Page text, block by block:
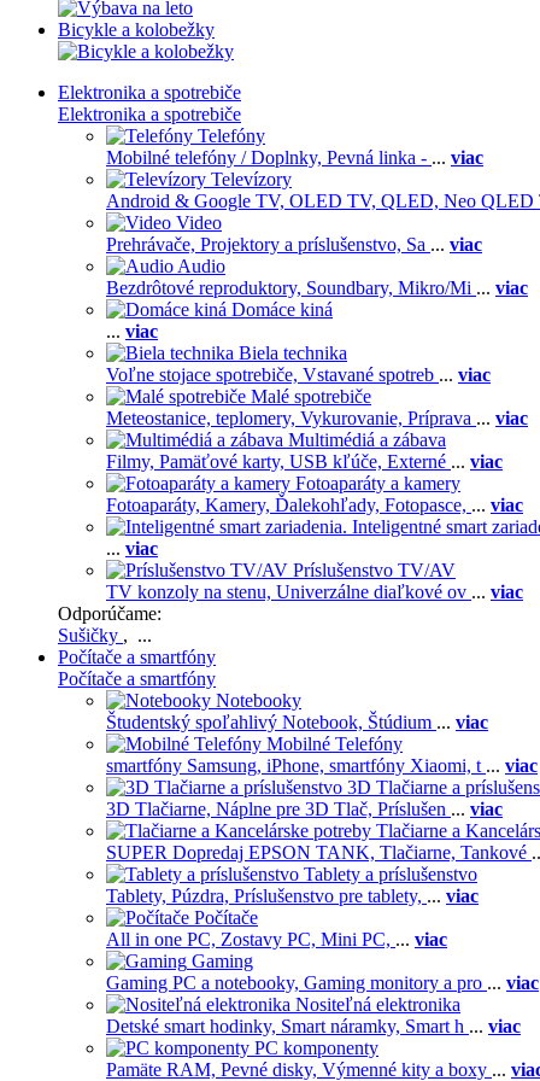
Bicykle a kolobežky
Elektronika a spotrebiče
Elektronika a spotrebiče
Telefóny
Mobilné telefóny / Doplnky, Pevná linka - ... viac
Televízory
Android & Google TV, OLED TV, QLED, Neo QLED
Video
Prehrávače, Projektory a príslušenstvo, Sa ... viac
Audio
Bezdrôtové reproduktory, Soundbary, Mikro/Mi ... viac
Domáce kiná
... viac
Biela technika
Voľne stojace spotrebiče, Vstavané spotreb ... viac
Malé spotrebiče
Meteostanice, teplomery, Vykurovanie, Príprava ... viac
Multimédiá a zábava
Filmy, Pamäťové karty, USB kľúče, Externé ... viac
Fotoaparáty a kamery
Fotoaparáty, Kamery, Ďalekohľady, Fotopasce, ... viac
Inteligentné smart
... viac
Príslušenstvo TV/AV
TV konzoly na stenu, Univerzálne diaľkové ov ... viac
Odporúčame:
Sušičky , ...
Počítače a smartfóny
Počítače a smartfóny
Notebooky
Študentský spoľahlivý Notebook, Štúdium ... viac
Mobilné Telefóny
smartfóny Samsung, iPhone, smartfóny Xiaomi, t ... viac
3D Tlačiarne a
3D Tlačiarne, Náplne pre 3D Tlač, Príslušen ... viac
Tlačiarne a
SUPER Dopredaj EPSON TANK, Tlačiarne, Tankové
Tablety a príslušenstvo
Tablety, Púzdra, Príslušenstvo pre tablety, ... viac
Počítače
All in one PC, Zostavy PC, Mini PC, ... viac
Gaming
Gaming PC a notebooky, Gaming monitory a pro ... viac
Nositeľná elektronika
Detské smart hodinky, Smart náramky, Smart h ... viac
PC komponenty
Pamäte RAM, Pevné disky, Výmenné kity a boxy ...